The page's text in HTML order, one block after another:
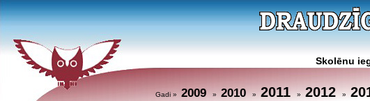
Skolēnu
Gadi » 2009» 2010» 2011» 2012»